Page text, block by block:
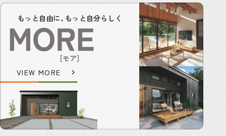
もっと自由に、もっと自分らしく
［モア］
VIEW MORE